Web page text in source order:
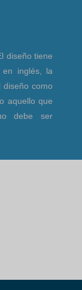
diseño tiene
en inglés, la
diseño como
aquello que
debe ser